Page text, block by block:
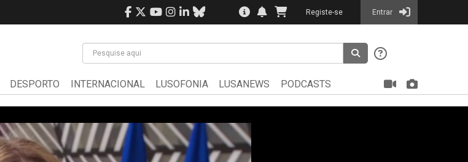
Registe-se Entrar
DESPORTO INTERNACIONAL LUSOFONIA LUSANEWS PODCASTS